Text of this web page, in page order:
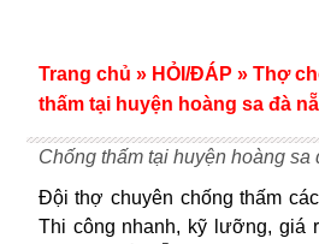
Chống thấm tại huyện hoàng sa
Đội thợ chuyên chống thấm
Thi công nhanh, kỹ lưỡng, giá
Trang chủ » HỎI/ĐÁP » Thợ
thấm tại huyện hoàng sa đà